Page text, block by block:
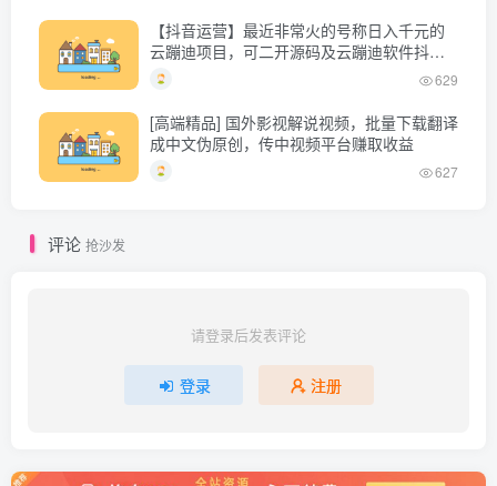
【抖音运营】最近非常火的号称日入千元的
云蹦迪项目，可二开源码及云蹦迪软件抖音
版
629
[高端精品] 国外影视解说视频，批量下载翻译
成中文伪原创，传中视频平台赚取收益
627
评论 抢沙发
请登录后发表评论
登录 注册